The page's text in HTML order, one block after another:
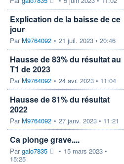
Explication de la baisse de ce
jour
Par M9764092 • 21 juil. 2023 • 20:46
Hausse de 83% du résultat au
T1 de 2023
Par M9764092 • 24 avr. 2023 • 11:04
Hausse de 81% du résultat
2022
Par M9764092 • 27 janv. 2023 • 11:21
Ca plonge grave....
Pargalo7835 • 15 mars 2023 •
15:25